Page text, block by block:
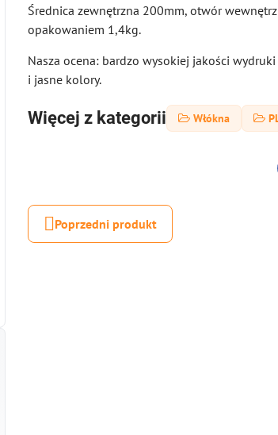
Średnica zewnętrzna 200mm, otwór
opakowaniem 1,4kg.
Nasza ocena: bardzo wysokiej jakości
i jasne kolory.
Więcej z kategorii Włókna
Poprzedni produkt